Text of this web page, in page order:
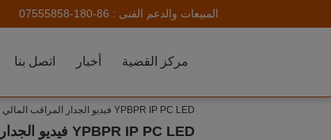
المبيعات والدعم الفنى : 86-180-07555858
اتصل بنا أخبار مركز القضية
YPBPR IP PC LED فيديو الجدار المراقب المالي 36 مدخلات الانتاج لغرفة المؤتمر شاشة عرض متعددة
YPBPR IP PC LED فيديو الجدار المراقب المالي 36 مدخلات الانتاج لغرفة المؤتمر شاشة عرض متعددة